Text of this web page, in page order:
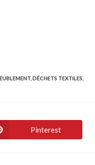
DÉCHETS TEXTILES
Pinterest